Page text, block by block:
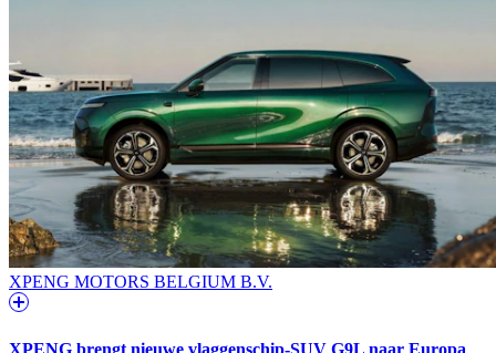
XPENG MOTORS BELGIUM B.V.